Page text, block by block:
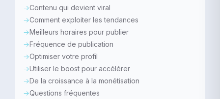
Contenu qui devient viral
Comment exploiter les tendances
Meilleurs horaires pour publier
Fréquence de publication
Optimiser votre profil
Utiliser le boost pour accélérer
De la croissance à la monétisation
Questions fréquentes